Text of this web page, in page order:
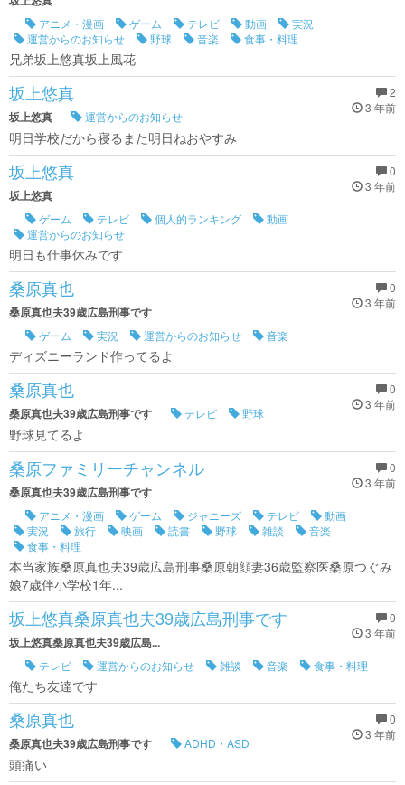
アニメ・漫画 ゲーム テレビ 動画
実況
運営からのお知らせ
野球 音楽 食事・料理
兄弟坂上悠真坂上風花
2
3 年前
坂上悠真
坂上悠真 運営からのお知らせ
明日学校だから寝るまた明日ねおやすみ
0
3 年前
坂上悠真
坂上悠真
ゲーム テレビ 個人的ランキング
動画
運営からのお知らせ
明日も仕事休みです
0
3 年前
桑原真也
桑原真也夫39歳広島刑事です
ゲーム 実況 運営からのお知らせ 音楽
ディズニーランド作ってるよ
0
3 年前
桑原真也
桑原真也夫39歳広島刑事です テレビ 野球
野球見てるよ
0
3 年前
桑原ファミリーチャンネル
桑原真也夫39歳広島刑事です
アニメ・漫画 ゲーム ジャニーズ テレビ
動画
実況
旅行 映画 読書 野球 雑談
音楽
食事・料理
本当家族桑原真也夫39歳広島刑事桑原朝顔妻36歳監察医桑原つぐみ
娘7歳伴小学校1年...
0
3 年前
坂上悠真桑原真也夫39歳広島刑事です
坂上悠真桑原真也夫39歳広島...
テレビ 運営からのお知らせ 雑談 音楽 食事・料理
俺たち友達です
0
3 年前
桑原真也
桑原真也夫39歳広島刑事です ADHD・ASD
頭痛い